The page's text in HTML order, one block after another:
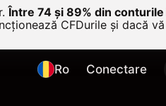
Între 74 și 89% din
CFDurile și dacă
Ro Conectare